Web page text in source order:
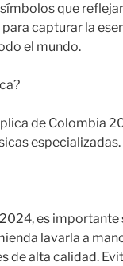
que
capturar la
el mundo.
de Colombia
especializadas.
es
lavarla a
de alta calidad.